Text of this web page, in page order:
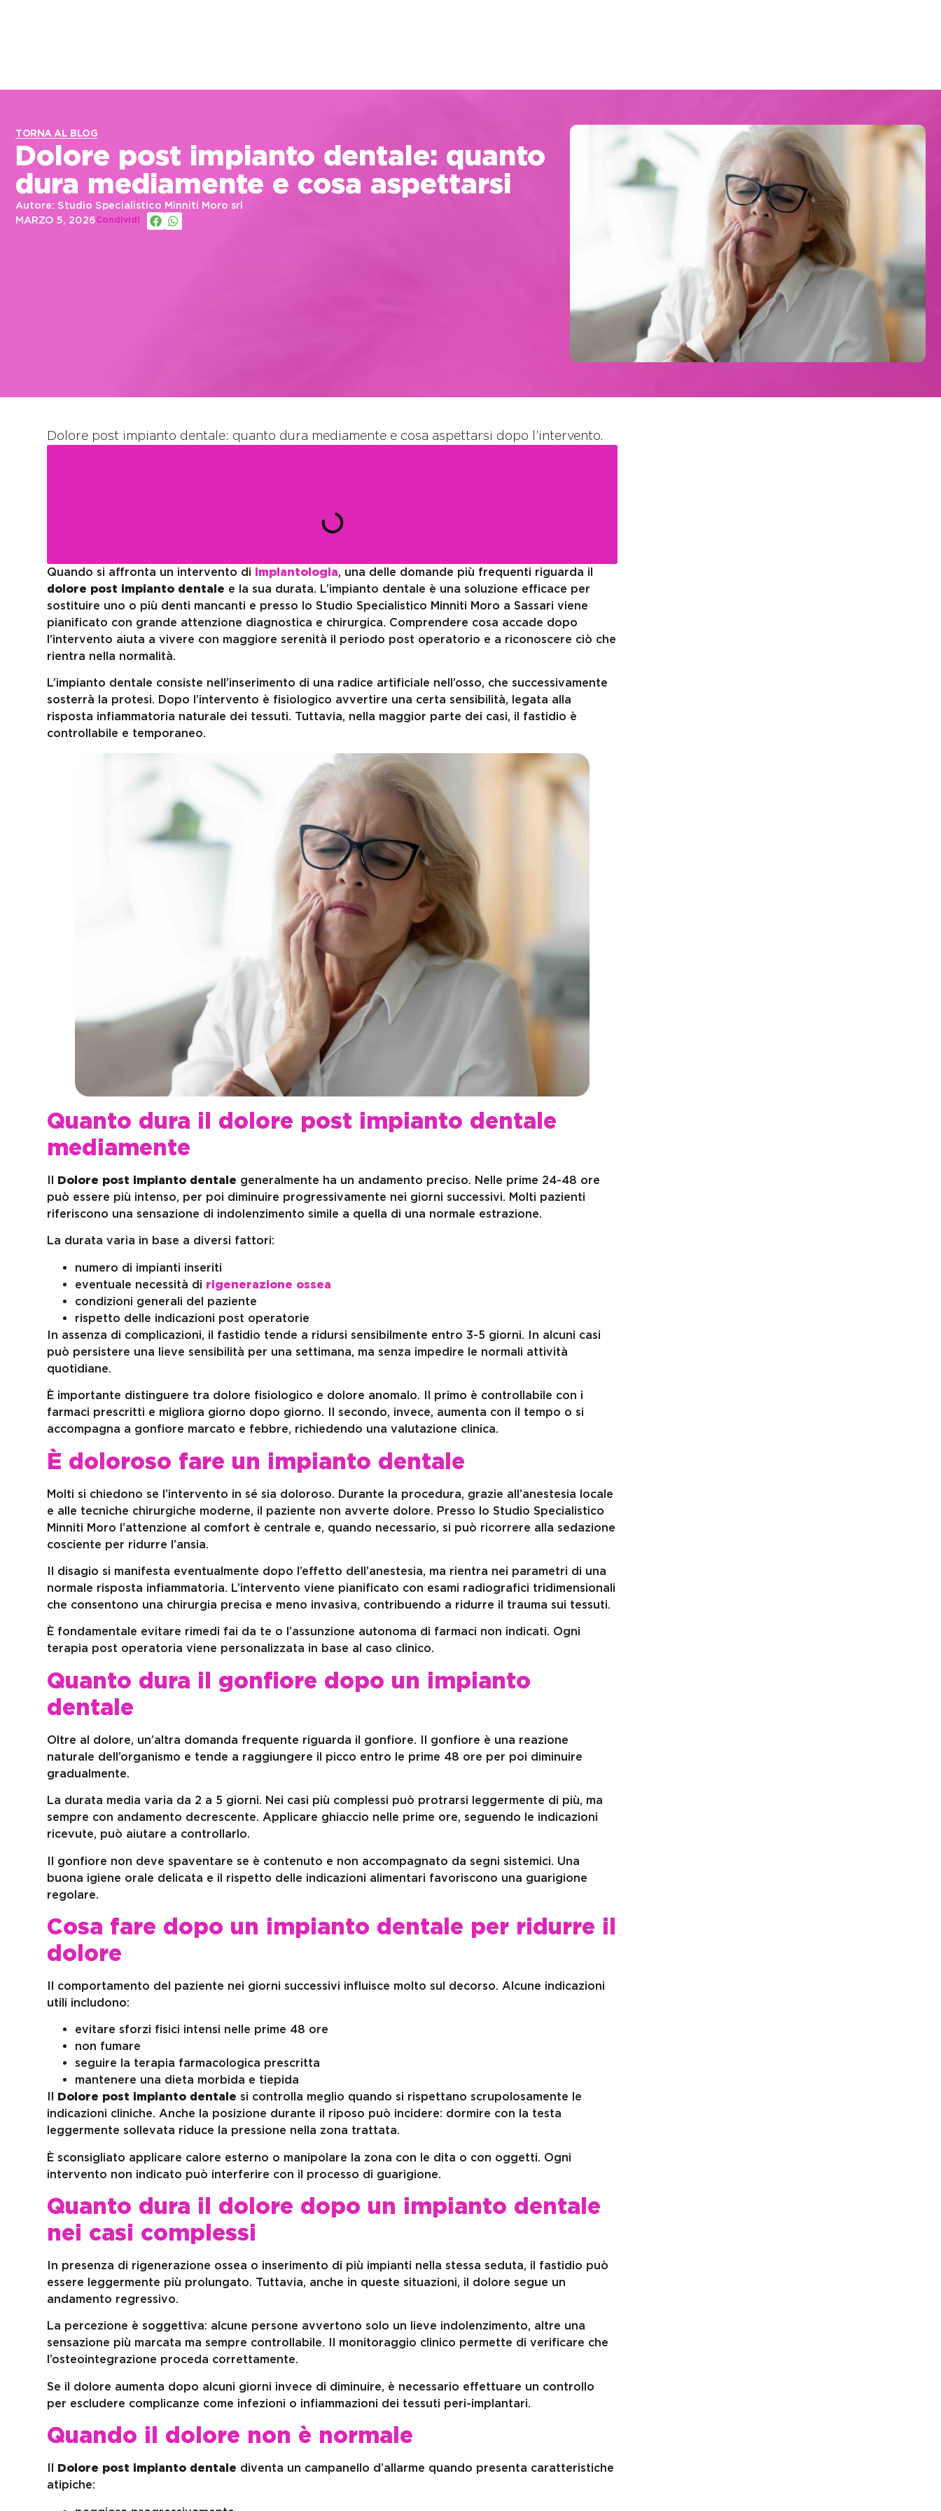
TORNA AL BLOG
Dolore post impianto dentale: quanto
dura mediamente e cosa aspettarsi
Autore: Studio Specialistico Minniti Moro srl
MARZO 5, 2026Condividi
Dolore post impianto dentale: quanto dura mediamente e cosa aspettarsi dopo l’intervento.
Quando si affronta un intervento di implantologia, una delle domande più frequenti riguarda il
dolore post impianto dentale e la sua durata. L’impianto dentale è una soluzione efficace per
sostituire uno o più denti mancanti e presso lo Studio Specialistico Minniti Moro a Sassari viene
pianificato con grande attenzione diagnostica e chirurgica. Comprendere cosa accade dopo
l’intervento aiuta a vivere con maggiore serenità il periodo post operatorio e a riconoscere ciò che
rientra nella normalità.
L’impianto dentale consiste nell’inserimento di una radice artificiale nell’osso, che successivamente
sosterrà la protesi. Dopo l’intervento è fisiologico avvertire una certa sensibilità, legata alla
risposta infiammatoria naturale dei tessuti. Tuttavia, nella maggior parte dei casi, il fastidio è
controllabile e temporaneo.
Quanto dura il dolore post impianto dentale
mediamente
Il Dolore post impianto dentale generalmente ha un andamento preciso. Nelle prime 24-48 ore
può essere più intenso, per poi diminuire progressivamente nei giorni successivi. Molti pazienti
riferiscono una sensazione di indolenzimento simile a quella di una normale estrazione.
La durata varia in base a diversi fattori:
numero di impianti inseriti
eventuale necessità di rigenerazione ossea
condizioni generali del paziente
rispetto delle indicazioni post operatorie
In assenza di complicazioni, il fastidio tende a ridursi sensibilmente entro 3-5 giorni. In alcuni casi
può persistere una lieve sensibilità per una settimana, ma senza impedire le normali attività
quotidiane.
È importante distinguere tra dolore fisiologico e dolore anomalo. Il primo è controllabile con i
farmaci prescritti e migliora giorno dopo giorno. Il secondo, invece, aumenta con il tempo o si
accompagna a gonfiore marcato e febbre, richiedendo una valutazione clinica.
È doloroso fare un impianto dentale
Molti si chiedono se l’intervento in sé sia doloroso. Durante la procedura, grazie all’anestesia locale
e alle tecniche chirurgiche moderne, il paziente non avverte dolore. Presso lo Studio Specialistico
Minniti Moro l’attenzione al comfort è centrale e, quando necessario, si può ricorrere alla sedazione
cosciente per ridurre l’ansia.
Il disagio si manifesta eventualmente dopo l’effetto dell’anestesia, ma rientra nei parametri di una
normale risposta infiammatoria. L’intervento viene pianificato con esami radiografici tridimensionali
che consentono una chirurgia precisa e meno invasiva, contribuendo a ridurre il trauma sui tessuti.
È fondamentale evitare rimedi fai da te o l’assunzione autonoma di farmaci non indicati. Ogni
terapia post operatoria viene personalizzata in base al caso clinico.
Quanto dura il gonfiore dopo un impianto
dentale
Oltre al dolore, un’altra domanda frequente riguarda il gonfiore. Il gonfiore è una reazione
naturale dell’organismo e tende a raggiungere il picco entro le prime 48 ore per poi diminuire
gradualmente.
La durata media varia da 2 a 5 giorni. Nei casi più complessi può protrarsi leggermente di più, ma
sempre con andamento decrescente. Applicare ghiaccio nelle prime ore, seguendo le indicazioni
ricevute, può aiutare a controllarlo.
Il gonfiore non deve spaventare se è contenuto e non accompagnato da segni sistemici. Una
buona igiene orale delicata e il rispetto delle indicazioni alimentari favoriscono una guarigione
regolare.
Cosa fare dopo un impianto dentale per ridurre il
dolore
Il comportamento del paziente nei giorni successivi influisce molto sul decorso. Alcune indicazioni
utili includono:
evitare sforzi fisici intensi nelle prime 48 ore
non fumare
seguire la terapia farmacologica prescritta
mantenere una dieta morbida e tiepida
Dolore post impianto dentale si controlla meglio quando si rispettano scrupolosamente le
indicazioni cliniche. Anche la posizione durante il riposo può incidere: dormire con la testa
leggermente sollevata riduce la pressione nella zona trattata.
È sconsigliato applicare calore esterno o manipolare la zona con le dita o con oggetti. Ogni
intervento non indicato può interferire con il processo di guarigione.
Quanto dura il dolore dopo un impianto dentale
nei casi complessi
In presenza di rigenerazione ossea o inserimento di più impianti nella stessa seduta, il fastidio può
essere leggermente più prolungato. Tuttavia, anche in queste situazioni, il dolore segue un
andamento regressivo.
La percezione è soggettiva: alcune persone avvertono solo un lieve indolenzimento, altre una
sensazione più marcata ma sempre controllabile. Il monitoraggio clinico permette di verificare che
l’osteointegrazione proceda correttamente.
Se il dolore aumenta dopo alcuni giorni invece di diminuire, è necessario effettuare un controllo
per escludere complicanze come infezioni o infiammazioni dei tessuti peri-implantari.
Quando il dolore non è normale
Dolore post impianto dentale diventa un campanello d’allarme quando presenta caratteristiche
atipiche: